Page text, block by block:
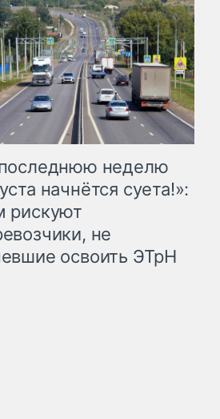
неделю
начнётся суета!»:
рискуют
не
освоить ЭТрН